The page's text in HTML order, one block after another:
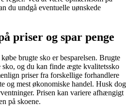
du undgå eventuelle uønskede
priser og spar penge
brugte sko er besparelsen. Brugte
og du kan finde ægte kvalitetssko
priser fra forskellige forhandlere
og mest økonomiske handel. Husk dog
Prisen kan variere afhængigt
på skoene.